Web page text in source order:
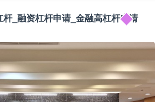
杆_融资杠杆申请_金融高杠杆申请